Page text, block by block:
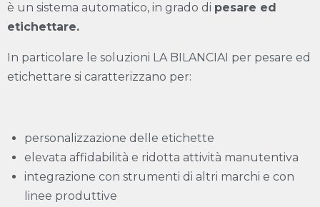
è un sistema automatico, in grado di pesare ed
etichettare.
In particolare le soluzioni LA BILANCIAI per pesare ed
etichettare si caratterizzano per:
personalizzazione delle etichette
elevata affidabilità e ridotta attività manutentiva
integrazione con strumenti di altri marchi e con
linee produttive